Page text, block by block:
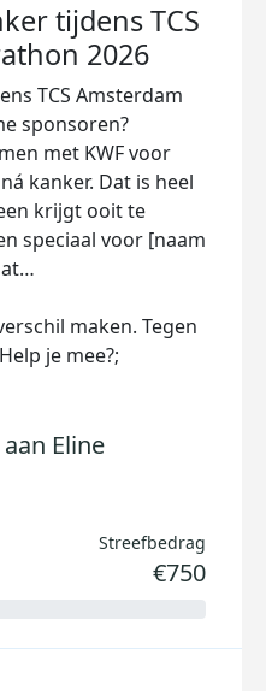
tijdens TCS
2026
TCS Amsterdam
sponsoren?
met KWF voor
kanker. Dat is heel
krijgt ooit te
speciaal voor [naam
maken. Tegen
je mee?;
Eline
Streefbedrag
€750